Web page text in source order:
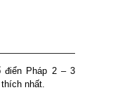
điển Pháp 2 – 3
nhất.